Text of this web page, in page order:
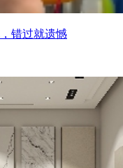
错过就遗憾